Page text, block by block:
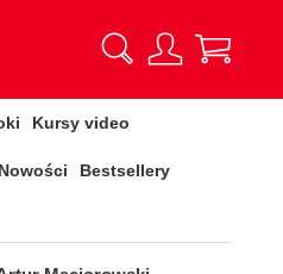
Kursy video
Nowości Bestsellery